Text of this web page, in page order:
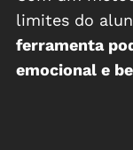
limites do
ferramenta
emocional e